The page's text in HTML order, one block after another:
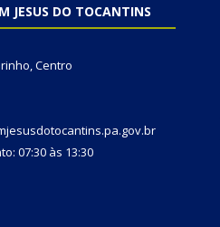
JESUS DO TOCANTINS
Centro
07:30 às 13:30